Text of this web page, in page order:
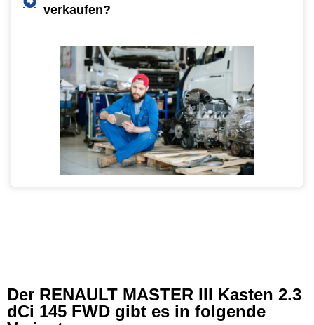
verkaufen?
Der RENAULT MASTER III Kasten 2.3
dCi 145 FWD gibt es in folgende